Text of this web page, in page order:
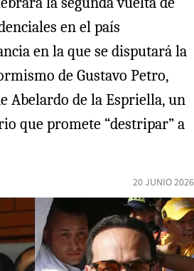
en el país
en la que se disputará la
de Gustavo Petro,
Abelardo de la Espriella, un
que promete “destripar” a
20 JUNIO 2026